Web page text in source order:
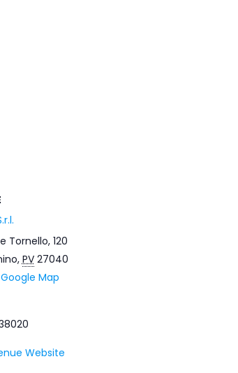
Tornello, 120
, PV 27040
Map
Website